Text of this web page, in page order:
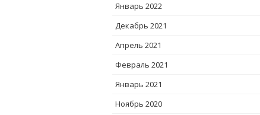
Январь 2022
Декабрь 2021
Апрель 2021
Февраль 2021
Январь 2021
Ноябрь 2020